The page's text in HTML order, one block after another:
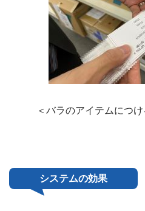
＜バラのアイテムにつ
システムの効果